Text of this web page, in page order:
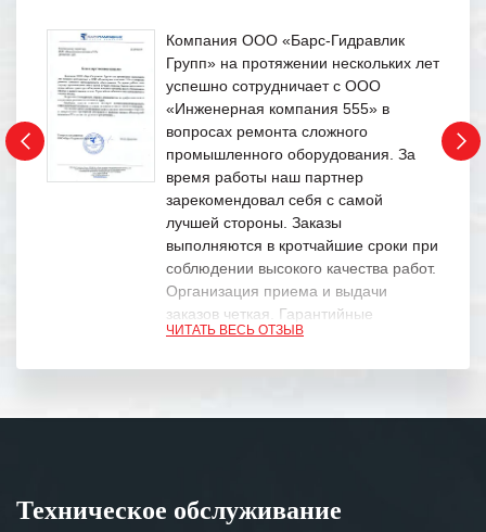
Компания ООО «Барс-Гидравлик
Групп» на протяжении нескольких лет
успешно сотрудничает с ООО
«Инженерная компания 555» в
вопросах ремонта сложного
промышленного оборудования. За
время работы наш партнер
зарекомендовал себя с самой
лучшей стороны. Заказы
выполняются в кротчайшие сроки при
соблюдении высокого качества работ.
Организация приема и выдачи
заказов четкая. Гарантийные
обязательства выполняются в
Особенно хочется отметить высокую
ЧИТАТЬ ВЕСЬ ОТЗЫВ
Техническое обслуживание